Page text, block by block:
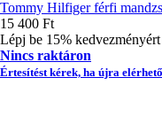
Tommy Hilfiger férfi
15 400 Ft
Lépj be 15% kedvezményért
Nincs raktáron
Értesítést kérek, ha újra elérhető